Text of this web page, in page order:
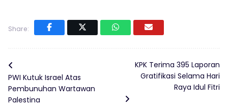
Share:
PWI Kutuk Israel Atas
Pembunuhan Wartawan
Palestina
KPK Terima 395 Laporan
Gratifikasi Selama Hari
Raya Idul Fitri